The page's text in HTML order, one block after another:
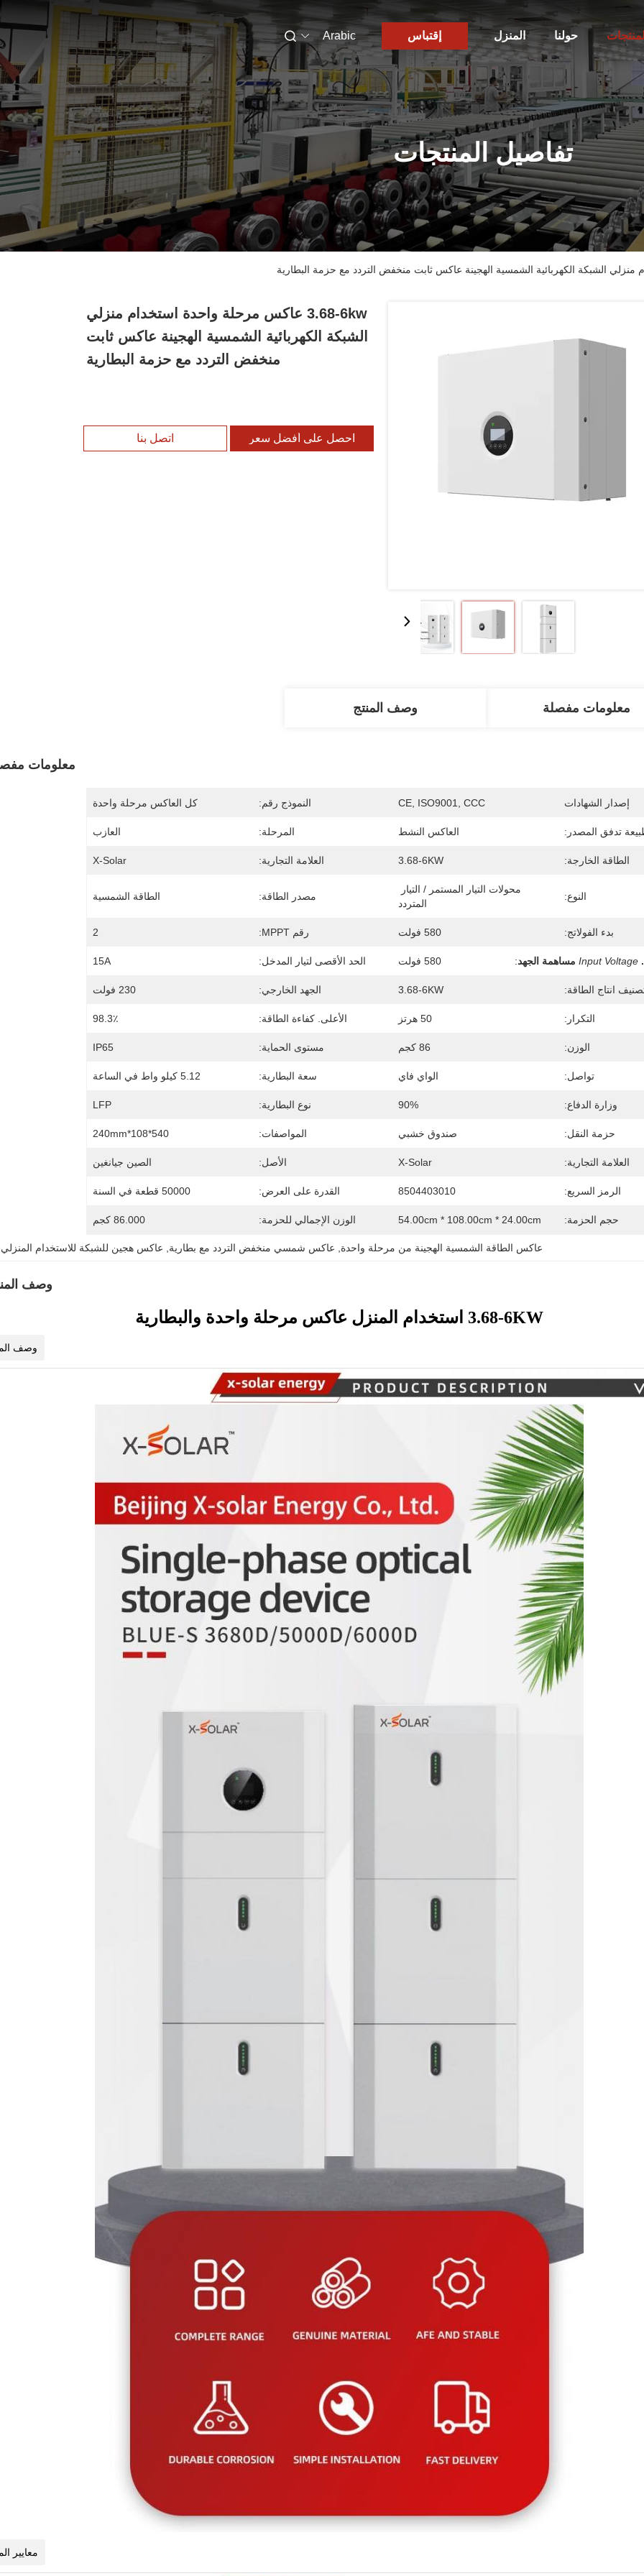
المنزل حولنا المنتجات إقتباس Arabic
تفاصيل المنتجات
3.68-6kw عاكس مرحلة واحدة استخدام منزلي
الشبكة الكهربائية الشمسية الهجينة عاكس ثابت
منخفض التردد مع حزمة البطارية
احصل على أفضل سعر اتصل بنا
معلومات مفصلة وصف المنتج
معلومات
إصدار الشهادات CE, ISO9001, CCC النموذج رقم: كل العاكس مرحلة واحدة
تدفق المصدر: العاكس النشط المرحلة: العازب
الطاقة الخارجة: 3.68-6KW العلامة التجارية: X-Solar
النوع:
المتردد
مصدر الطاقة: الطاقة الشمسية
بدء الفولاتج: 580 فولت رقم MPPT: 2
Input Voltage مساهمة الجهد: 580 فولت الحد الأقصى لتيار المدخل: 15A
انتاج الطاقة: 3.68-6KW الجهد الخارجي: 230 فولت
التكرار: 50 هرتز الأعلى. كفاءة الطاقة: 98.3٪
الوزن: 86 كجم مستوى الحماية: IP65
تواصل: الواي فاي سعة البطارية: 5.12 كيلو واط في الساعة
وزارة الدفاع: 90% نوع البطارية: LFP
حزمة النقل: صندوق خشبي المواصفات: 540*108*240mm
العلامة التجارية: X-Solar الأصل: الصين جيانغين
الرمز السريع: 8504403010 القدرة على العرض: 50000 قطعة في السنة
حجم الحزمة: 54.00cm * 108.00cm * 24.00cm الوزن الإجمالي للحزمة: 86.000 كجم
عاكس الطاقة الشمسية الهجينة من مرحلة واحدة عاكس شمسي منخفض التردد مع بطارية عاكس هجين للشبكة للاستخدام المنزلي
وصف
3.68-6KW استخدام المنزل عاكس مرحلة واحدة والبطارية
وصف
معايير